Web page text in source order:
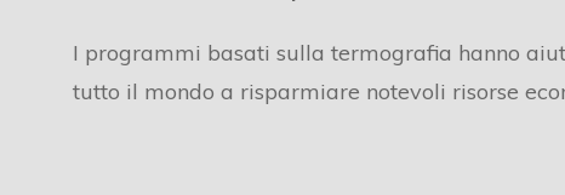
I programmi basati sulla termografia hanno
tutto il mondo a risparmiare notevoli risorse